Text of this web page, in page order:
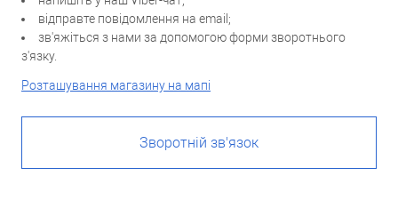
відправте повідомлення на email;
зв'яжіться з нами за допомогою форми зворотнього
з'язку.
Розташування магазину на мапі
Зворотній зв'язок